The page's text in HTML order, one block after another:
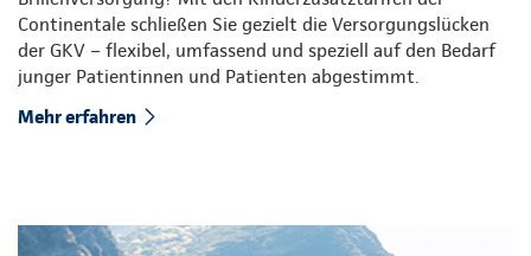
Continentale schließen Sie gezielt die Versorgungslücken
der GKV – flexibel, umfassend und speziell auf den Bedarf
junger Patientinnen und Patienten abgestimmt.
Mehr erfahren